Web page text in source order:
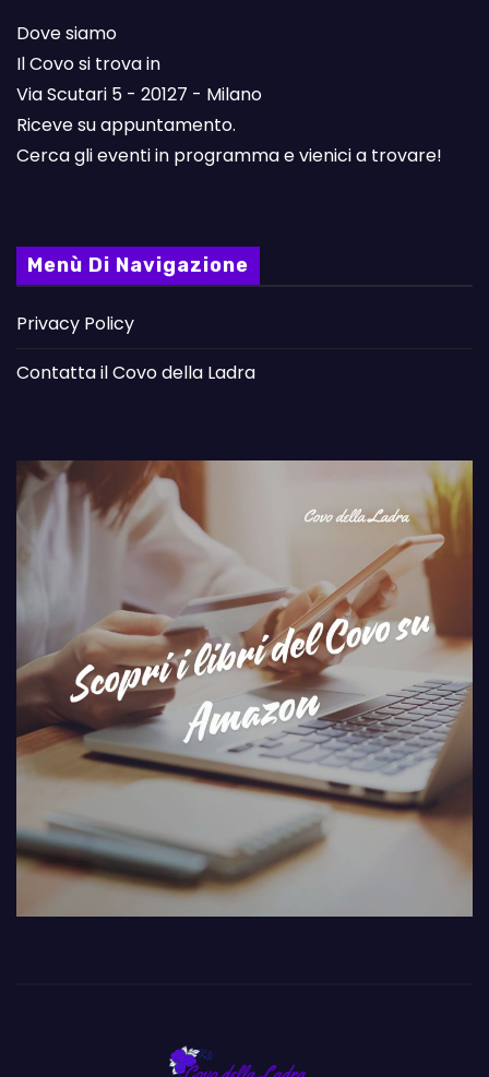
Dove siamo
Il Covo si trova in
Via Scutari 5 - 20127 - Milano
Riceve su appuntamento.
Cerca gli eventi in programma e vienici a trovare!
Menù Di Navigazione
Privacy Policy
Contatta il Covo della Ladra